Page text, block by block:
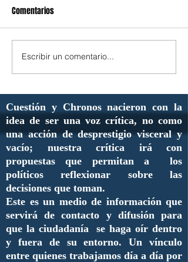
Comentarios
Escribir un comentario...
Cuestión y Chronos nacieron con la
idea de ser una voz crítica, no como
una acción de desprestigio visceral y
vacío; nuestra crítica irá con
propuestas que permitan a los
políticos reflexionar sobre las
decisiones que toman.
Este es un medio de información que
servirá de contacto y difusión para
que la ciudadanía se haga oír dentro
y fuera de su entorno. Un vínculo
entre quienes trabajamos día a día por